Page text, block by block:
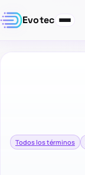
Evotec
Todos los términos